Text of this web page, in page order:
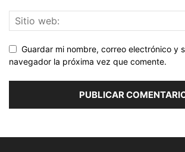
Guardar mi nombre, correo electrónico y
navegador la próxima vez que comente.